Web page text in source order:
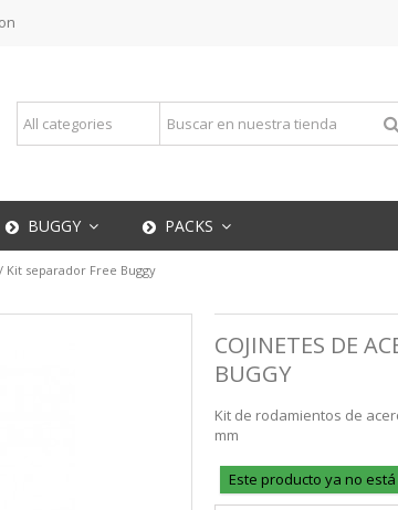
BUGGY PACKS
separador Free Buggy
COJINETES DE
BUGGY
Kit de rodamientos de
mm
Este producto ya no